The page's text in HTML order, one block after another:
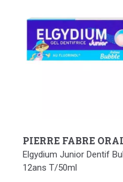
PIERRE FABRE
Elgydium Junior Dentif
12ans T/50ml